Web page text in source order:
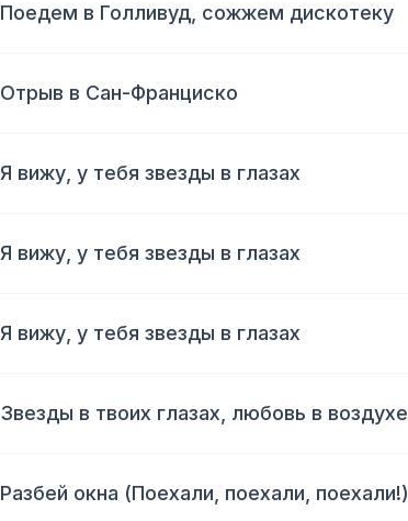
Поедем в Голливуд, сожжем дискотеку
Отрыв в Сан-Франциско
Я вижу, у тебя звезды в глазах
Я вижу, у тебя звезды в глазах
Я вижу, у тебя звезды в глазах
Звезды в твоих глазах, любовь в воздухе
Разбей окна (Поехали, поехали, поехали!)